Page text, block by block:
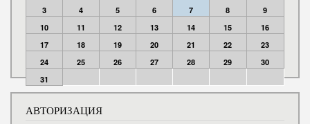
3
4 5 6 7 8
9
10
11 12 13 14 15
16
17
18 19 20 21 22
23
24
25 26 27 28 29
30
31
АВТОРИЗАЦИЯ